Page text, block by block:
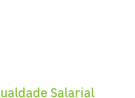
Salarial